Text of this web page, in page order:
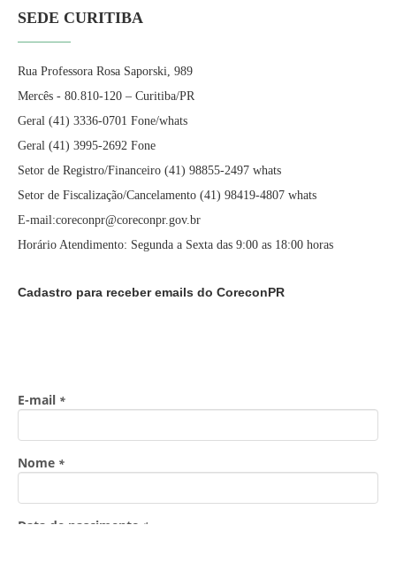
SEDE CURITIBA
Rua Professora Rosa Saporski, 989
Mercês - 80.810-120 – Curitiba/PR
Geral (41) 3336-0701 Fone/whats
Geral (41) 3995-2692 Fone
Setor de Registro/Financeiro (41) 98855-2497 whats
Setor de Fiscalização/Cancelamento (41) 98419-4807 whats
E-mail:coreconpr@coreconpr.gov.br
Horário Atendimento: Segunda a Sexta das 9:00 as 18:00 horas
Cadastro para receber emails do CoreconPR